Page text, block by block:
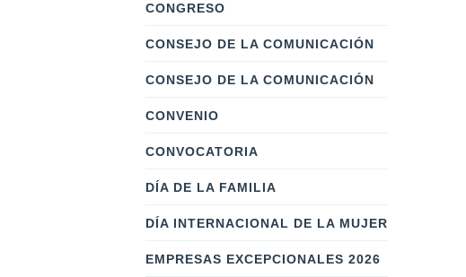
CONGRESO
CONSEJO DE LA COMUNICACIÓN
CONSEJO DE LA COMUNICACIÓN
CONVENIO
CONVOCATORIA
DÍA DE LA FAMILIA
DÍA INTERNACIONAL DE LA MUJER
EMPRESAS EXCEPCIONALES 2026